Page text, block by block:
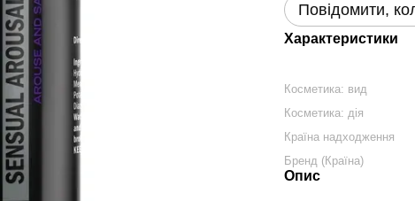
Повідомити,
Характеристики
Косметика: вид
Косметика: дія
Країна надходження
Бренд (Країна)
Опис